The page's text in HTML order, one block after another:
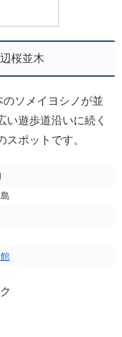
桜並木
ソメイヨシノが並
い遊歩道沿いに続く
ポットです。